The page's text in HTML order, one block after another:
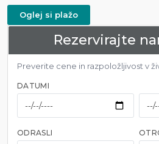
Oglej si plažo
Rezervirajte
Preverite cene in razpoložljivost v
DATUMI
ODRASLI